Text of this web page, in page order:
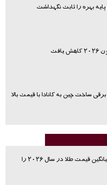
بهره را ثابت نگهداشت
ساخت چین به کانادا با قیمت بالا
بانک آمریکا پیش‌بینی میانگین قیمت طلا در سال ۲۰۲۶ را